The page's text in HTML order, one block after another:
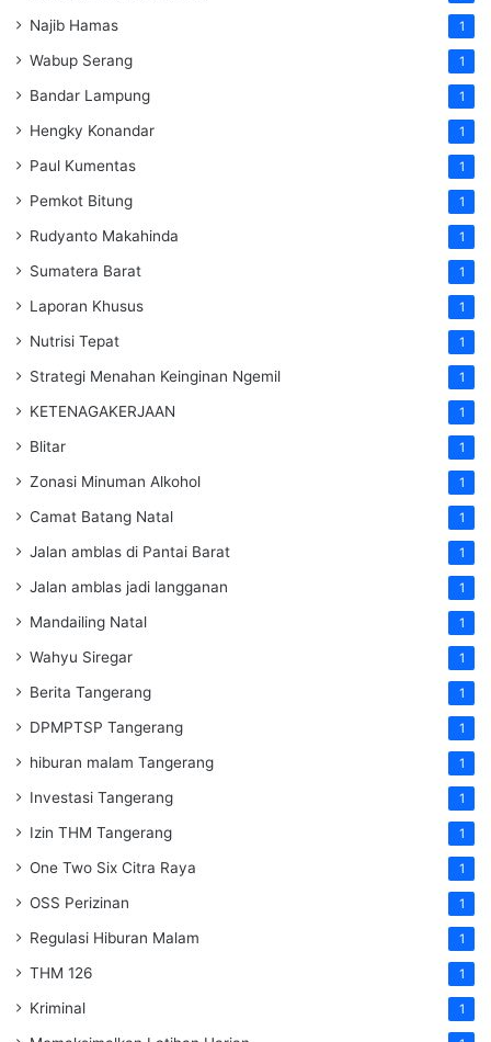
Najib Hamas 1
Wabup Serang 1
Bandar Lampung 1
Hengky Konandar 1
Paul Kumentas 1
Pemkot Bitung 1
Rudyanto Makahinda 1
Sumatera Barat 1
Laporan Khusus 1
Nutrisi Tepat 1
Strategi Menahan Keinginan Ngemil 1
KETENAGAKERJAAN 1
Blitar 1
Zonasi Minuman Alkohol 1
Camat Batang Natal 1
Jalan amblas di Pantai Barat 1
Jalan amblas jadi langganan 1
Mandailing Natal 1
Wahyu Siregar 1
Berita Tangerang 1
DPMPTSP Tangerang 1
hiburan malam Tangerang 1
Investasi Tangerang 1
Izin THM Tangerang 1
One Two Six Citra Raya 1
OSS Perizinan 1
Regulasi Hiburan Malam 1
THM 126 1
Kriminal 1